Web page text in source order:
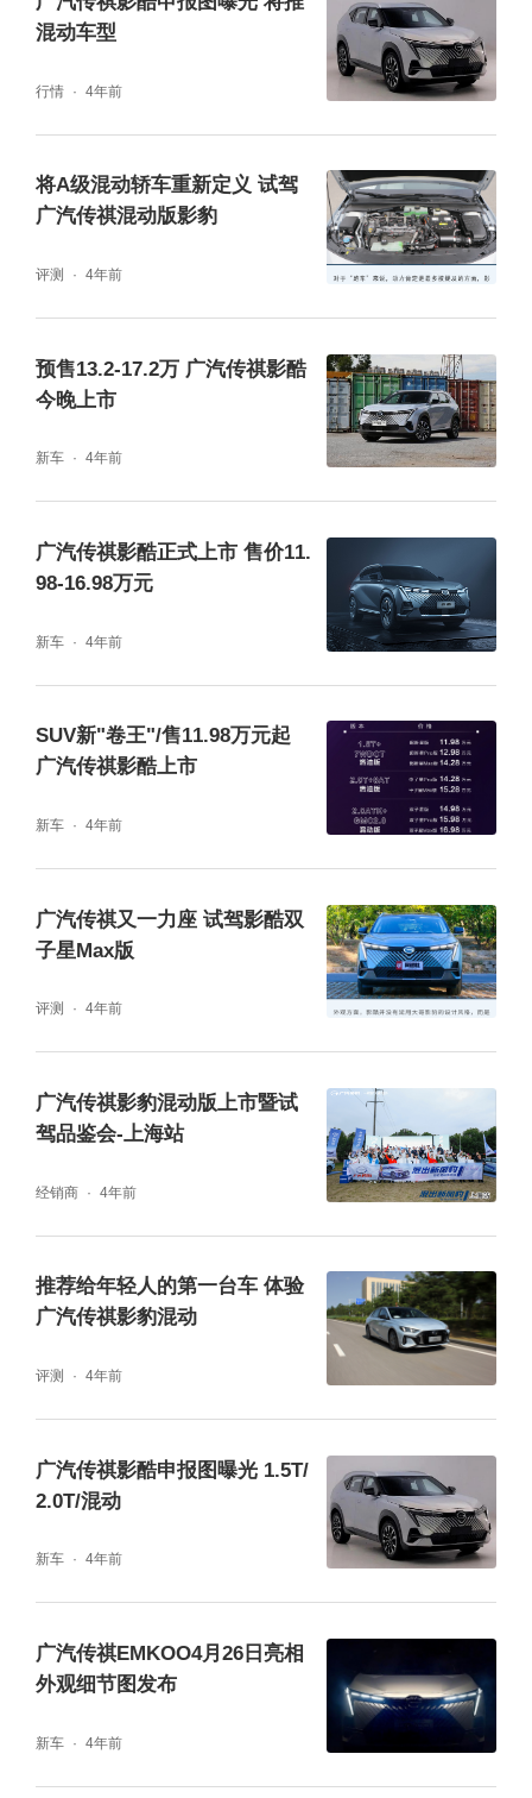
路线二消化吸收并突破创新的广汽2.0TM发动
新第二代GS8双擎系列，零百加速6.9秒，箱
油能跑2022多公里（极限测试 I 气温10-25℃ I
GMC混动系统搭载强劲的发动机，最智能的电
进的技术，2.0ATK发动机最高热效率42.1%。
GMC机电耦合系统首创集成式双电机多挡DH
T，实现多挡多模式驱动和大扭矩输出，WLT
C工况下热效利用率超过95.5%。
传祺GMC为两档，对比市面上其他混动，多了
一个挡位，提升扭矩输出的同时，让发动机介
加平顺。
GMC混动系统采用全速域全场域智能能量管理
策略，从实际使用场景出发，调整工作模式和
验。电池作为核心部件，采用高效冷媒直冷技
术，冷却能耗降低22.5%，冷却效率提高10
0%，让车辆在多种环境温度下，皆可保持全
混动车型
行情 4年前
将A级混动轿车重新定义 试驾
广汽传祺混动版影豹
评测 4年前
预售13.2-17.2万 广汽传祺影酷
今晚上市
新车 4年前
广汽传祺影酷正式上市 售价11.
98-16.98万元
新车 4年前
SUV新"卷王"/售11.98万元起
广汽传祺影酷上市
新车 4年前
广汽传祺又一力座 试驾影酷双
子星Max版
评测 4年前
广汽传祺影豹混动版上市暨试
驾品鉴会-上海站
经销商 4年前
推荐给年轻人的第一台车 体验
广汽传祺影豹混动
评测 4年前
广汽传祺影酷申报图曝光 1.5T/
2.0T/混动
新车 4年前
广汽传祺EMKOO4月26日亮相
外观细节图发布
新车 4年前